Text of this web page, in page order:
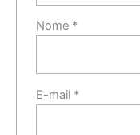
Nome *
E-mail *